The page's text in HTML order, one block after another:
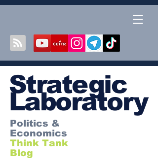
Strategic
Laboratory
Politics &
Economics
Think Tank
Blog